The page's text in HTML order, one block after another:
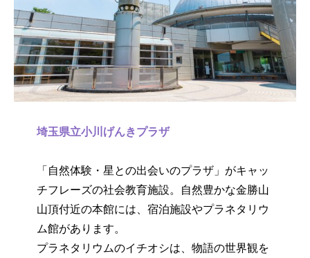
埼玉県立小川げんきプラザ
「自然体験・星との出会いのプラザ」がキャッ
チフレーズの社会教育施設。自然豊かな金勝山
山頂付近の本館には、宿泊施設やプラネタリウ
ム館があります。
プラネタリウムのイチオシは、物語の世界観を